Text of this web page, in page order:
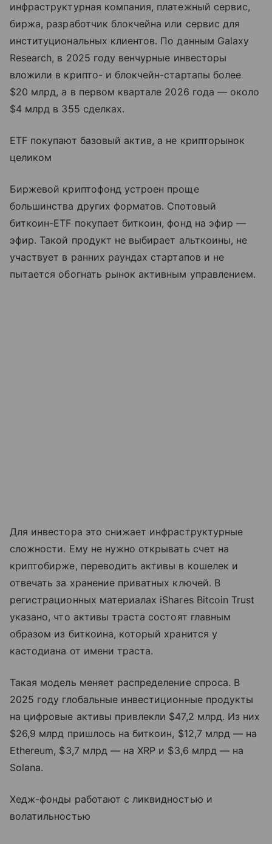
инфраструктурная компания, платежный сервис,
биржа, разработчик блокчейна или сервис для
институциональных клиентов. По данным Galaxy
Research, в 2025 году венчурные инвесторы
вложили в крипто- и блокчейн-стартапы более
$20 млрд, а в первом квартале 2026 года — около
$4 млрд в 355 сделках.
ETF покупают базовый актив, а не крипторынок
целиком
Биржевой криптофонд устроен проще
большинства других форматов. Спотовый
биткоин-ETF покупает биткоин, фонд на эфир —
эфир. Такой продукт не выбирает альткоины, не
участвует в ранних раундах стартапов и не
пытается обогнать рынок активным управлением.
Для инвестора это снижает инфраструктурные
сложности. Ему не нужно открывать счет на
криптобирже, переводить активы в кошелек и
отвечать за хранение приватных ключей. В
регистрационных материалах iShares Bitcoin Trust
указано, что активы траста состоят главным
образом из биткоина, который хранится у
кастодиана от имени траста.
Такая модель меняет распределение спроса. В
2025 году глобальные инвестиционные продукты
на цифровые активы привлекли $47,2 млрд. Из них
$26,9 млрд пришлось на биткоин, $12,7 млрд — на
Ethereum, $3,7 млрд — на XRP и $3,6 млрд — на
Solana.
Хедж-фонды работают с ликвидностью и
волатильностью